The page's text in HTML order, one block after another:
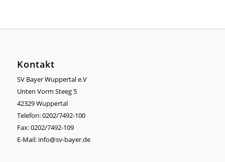
Kontakt
SV Bayer Wuppertal e.V
Unten Vorm Steeg 5
42329 Wuppertal
Telefon: 0202/7492-100
Fax: 0202/7492-109
E-Mail: info@sv-bayer.de